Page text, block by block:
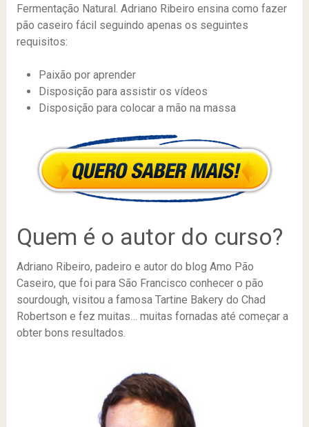
Fermentação Natural. Adriano Ribeiro ensina como fazer
pão caseiro fácil seguindo apenas os seguintes
requisitos:
Paixão por aprender
Disposição para assistir os vídeos
Disposição para colocar a mão na massa
Quem é o autor do curso?
Adriano Ribeiro, padeiro e autor do blog Amo Pão
Caseiro, que foi para São Francisco conhecer o pão
sourdough, visitou a famosa Tartine Bakery do Chad
Robertson e fez muitas… muitas fornadas até começar a
obter bons resultados.